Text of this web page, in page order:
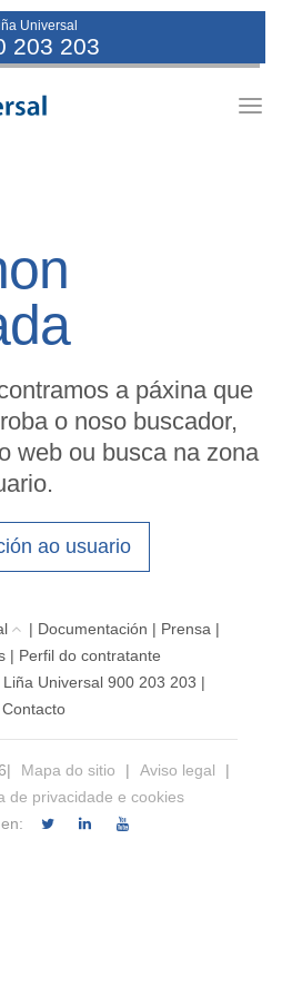
Universal
203 203
a páxina que
o noso buscador,
web ou busca na zona
ao usuario
| Documentación | Prensa |
| Perfil do contratante
Liña Universal 900 203 203 |
Contacto
Mapa do sitio | Aviso legal
|
de privacidade e cookies